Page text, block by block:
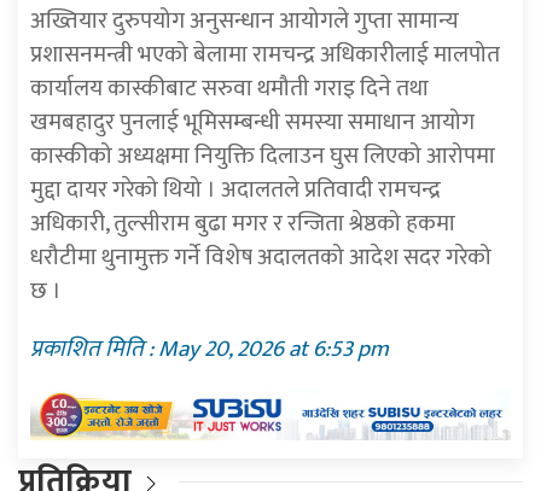
अख्तियार दुरुपयोग अनुसन्धान आयोगले गुप्ता सामान्य
प्रशासनमन्त्री भएको बेलामा रामचन्द्र अधिकारीलाई मालपोत
कार्यालय कास्कीबाट सरुवा थमौती गराइ दिने तथा
खमबहादुर पुनलाई भूमिसम्बन्धी समस्या समाधान आयोग
कास्कीको अध्यक्षमा नियुक्ति दिलाउन घुस लिएको आरोपमा
मुद्दा दायर गरेको थियो । अदालतले प्रतिवादी रामचन्द्र
अधिकारी, तुल्सीराम बुढा मगर र रन्जिता श्रेष्ठको हकमा
धरौटीमा थुनामुक्त गर्ने विशेष अदालतको आदेश सदर गरेको
छ ।
प्रकाशित मिति : May 20, 2026 at 6:53 pm